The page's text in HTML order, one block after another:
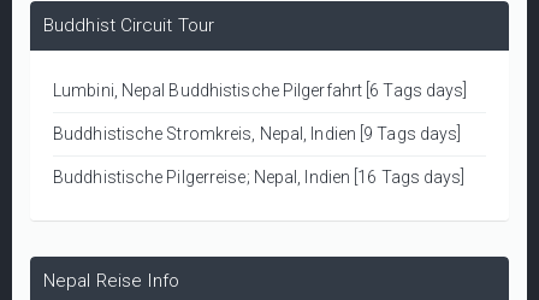
Buddhist Circuit Tour
Lumbini, Nepal Buddhistische Pilgerfahrt [6 Tags days]
Buddhistische Stromkreis, Nepal, Indien [9 Tags days]
Buddhistische Pilgerreise; Nepal, Indien [16 Tags days]
Nepal Reise Info